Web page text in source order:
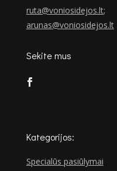
ruta@voniosidejos.lt;
arunas@voniosidejos.lt
Sekite mus
Kategorijos:
Specialūs pasiūlymai